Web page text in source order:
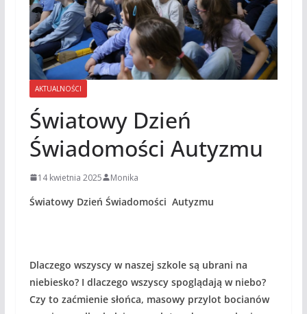
AKTUALNOŚCI
Światowy Dzień
Świadomości Autyzmu
14 kwietnia 2025 Monika
Światowy Dzień Świadomości Autyzmu
Dlaczego wszyscy w naszej szkole są ubrani na
niebiesko? I dlaczego wszyscy spoglądają w niebo?
Czy to zaćmienie słońca, masowy przylot bocianów